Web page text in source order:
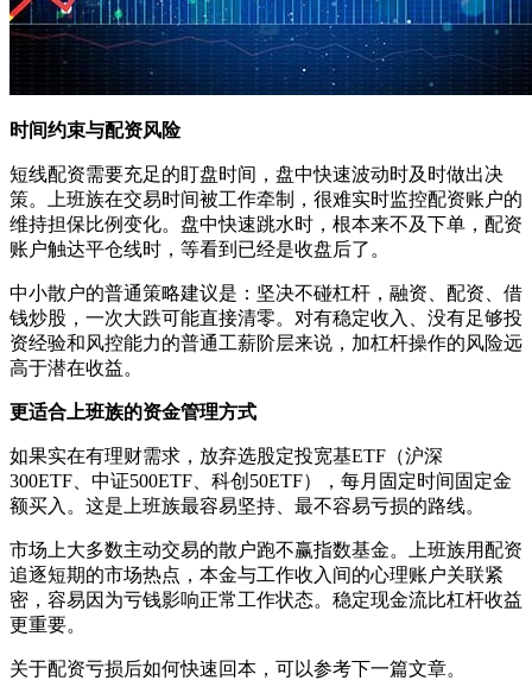
时间约束与配资风险
短线配资需要充足的盯盘时间，盘中快速波动时及时做出决
策。上班族在交易时间被工作牵制，很难实时监控配资账户的
维持担保比例变化。盘中快速跳水时，根本来不及下单，配资
账户触达平仓线时，等看到已经是收盘后了。
中小散户的普通策略建议是：坚决不碰杠杆，融资、配资、借
钱炒股，一次大跌可能直接清零。对有稳定收入、没有足够投
资经验和风控能力的普通工薪阶层来说，加杠杆操作的风险远
高于潜在收益。
更适合上班族的资金管理方式
如果实在有理财需求，放弃选股定投宽基ETF（沪深
300ETF、中证500ETF、科创50ETF），每月固定时间固定金
额买入。这是上班族最容易坚持、最不容易亏损的路线。
市场上大多数主动交易的散户跑不赢指数基金。上班族用配资
追逐短期的市场热点，本金与工作收入间的心理账户关联紧
密，容易因为亏钱影响正常工作状态。稳定现金流比杠杆收益
更重要。
关于配资亏损后如何快速回本，可以参考下一篇文章。